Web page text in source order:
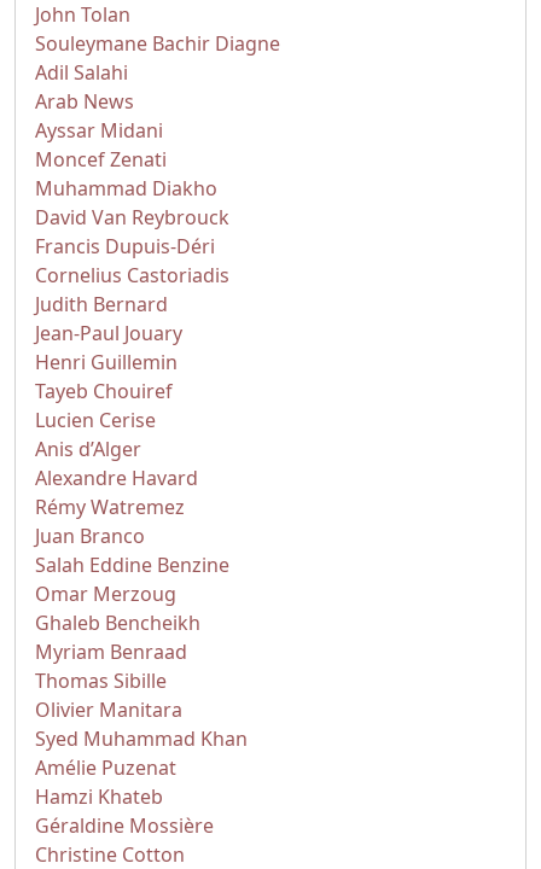
John Tolan
Souleymane Bachir Diagne
Adil Salahi
Arab News
Ayssar Midani
Moncef Zenati
Muhammad Diakho
David Van Reybrouck
Francis Dupuis-Déri
Cornelius Castoriadis
Judith Bernard
Jean-Paul Jouary
Henri Guillemin
Tayeb Chouiref
Lucien Cerise
Anis d’Alger
Alexandre Havard
Rémy Watremez
Juan Branco
Salah Eddine Benzine
Omar Merzoug
Ghaleb Bencheikh
Myriam Benraad
Thomas Sibille
Olivier Manitara
Syed Muhammad Khan
Amélie Puzenat
Hamzi Khateb
Géraldine Mossière
Christine Cotton